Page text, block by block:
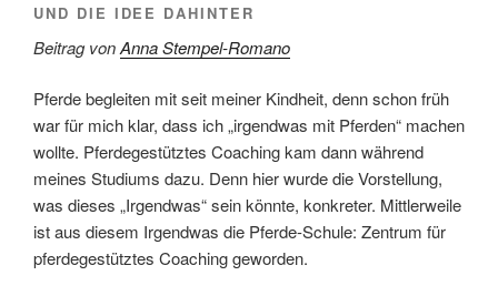
UND DIE IDEE DAHINTER
Beitrag vonAnna Stempel-Romano
Pferde begleiten mit seit meiner Kindheit, denn schon früh
war für mich klar, dass ich „irgendwas mit Pferden“ machen
wollte. Pferdegestütztes Coaching kam dann während
meines Studiums dazu. Denn hier wurde die Vorstellung,
was dieses „Irgendwas“ sein könnte, konkreter. Mittlerweile
ist aus diesem Irgendwas die Pferde-Schule: Zentrum für
pferdegestütztes Coaching geworden.